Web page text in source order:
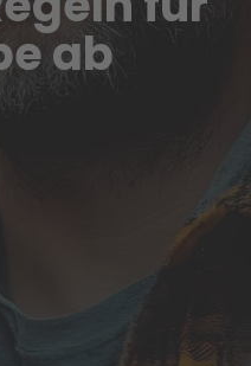
ab